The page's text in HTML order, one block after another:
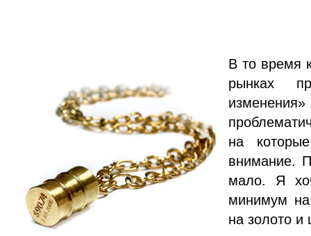
В то время
рынках
на
внимание.
мало. Я
минимум
на золото